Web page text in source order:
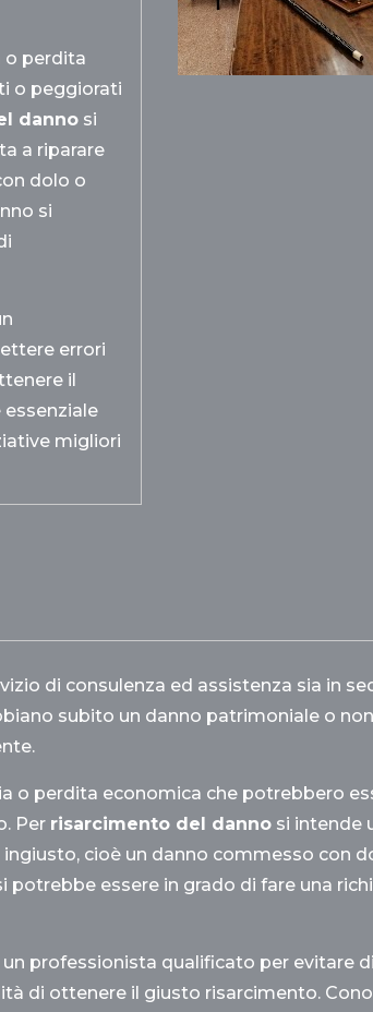
o perdita
o peggiorati
danno si
a riparare
dolo o
si
errori
il
migliori
di consulenza ed assistenza sia in
subito un danno patrimoniale o
o perdita economica che potrebbero
Per risarcimento del danno si intende
cioè un danno commesso con
potrebbe essere in grado di fare una
professionista qualificato per evitare
di ottenere il giusto risarcimento.